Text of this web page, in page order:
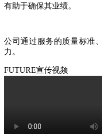
有助于确保其业绩。
公司通过服务的质量标准
力。
FUTURE宣传视频